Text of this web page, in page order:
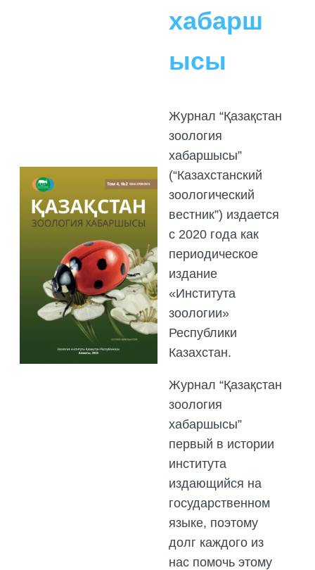
хабарш
ысы
Журнал “Қазақстан
зоология
хабаршысы”
(“Казахстанский
зоологический
вестник”) издается
с 2020 года как
периодическое
издание
«Института
зоологии»
Республики
Казахстан.
Журнал “Қазақстан
зоология
хабаршысы”
первый в истории
института
издающийся на
государственном
языке, поэтому
долг каждого из
нас помочь этому